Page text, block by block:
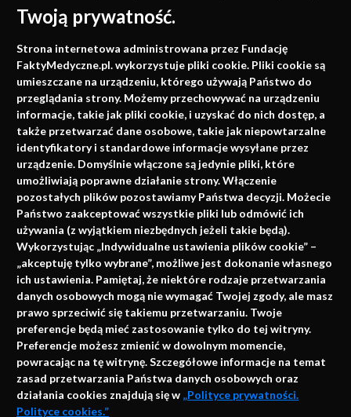
Twoją prywatność.
Strona internetowa administrowana przez Fundację
FaktyMedyczne.pl. wykorzystuje pliki cookie. Pliki cookie są
umieszczane na urządzeniu, którego używają Państwo do
przeglądania strony. Możemy przechowywać na urządzeniu
informacje, takie jak pliki cookie, i uzyskać do nich dostęp, a
także przetwarzać dane osobowe, takie jak niepowtarzalne
identyfikatory i standardowe informacje wysyłane przez
urządzenie. Domyślnie włączone są jedynie pliki, które
umożliwiają poprawne działanie strony. Włączenie
pozostałych plików pozostawiamy Państwa decyzji. Możecie
Państwo zaakceptować wszystkie pliki lub odmówić ich
używania (z wyjątkiem niezbędnych jeżeli takie będą).
Wykorzystując „Indywidualne ustawienia plików cookie” –
„akceptuję tylko wybrane”, możliwe jest dokonanie własnego
ich ustawienia. Pamiętaj, że niektóre rodzaje przetwarzania
danych osobowych mogą nie wymagać Twojej zgody, ale masz
prawo sprzeciwić się takiemu przetwarzaniu. Twoje
preferencje będą mieć zastosowanie tylko do tej witryny.
Preferencje możesz zmienić w dowolnym momencie,
powracając na tę witrynę. Szczegółowe informacje na temat
zasad przetwarzania Państwa danych osobowych oraz
działania cookies znajdują się w „Polityce prywatności.
Polityce cookies.”
Medycyna oparta na
faktach
Konferencje, szkolenia, e-learning, wydawnictwo
Napisz do nas
info@faktymedyczne.pl
ul. Towarowa 2
43-460 Wisła
Redakcja medyczna:
ul. Wolności 338b